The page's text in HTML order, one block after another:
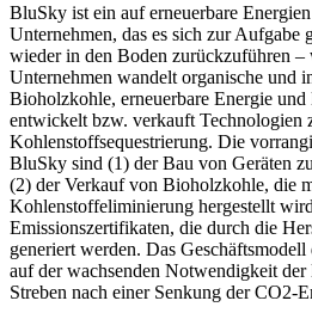
BluSky ist ein auf erneuerbare
Unternehmen, das es sich zur Aufgabe
wieder in den Boden zurückzuführen
Unternehmen wandelt organische und
Bioholzkohle, erneuerbare Energie
entwickelt bzw. verkauft Technologien
Kohlenstoffsequestrierung. Die
BluSky sind (1) der Bau von Geräten
(2) der Verkauf von Bioholzkohle, die
Kohlenstoffeliminierung hergestellt
Emissionszertifikaten, die durch die
generiert werden. Das Geschäftsmodell
auf der wachsenden Notwendigkeit
Streben nach einer Senkung der CO2-